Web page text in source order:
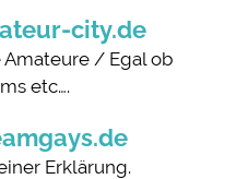
city.de
/ Egal ob
etc….
Erklärung.